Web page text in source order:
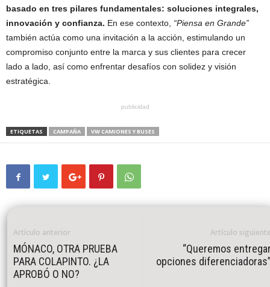
basado en tres pilares fundamentales: soluciones integrales,
innovación y confianza. En ese contexto, “Piensa en Grande”
también actúa como una invitación a la acción, estimulando un
compromiso conjunto entre la marca y sus clientes para crecer
lado a lado, así como enfrentar desafíos con solidez y visión
estratégica.
publicidad
ETIQUETAS CAMPAÑA VW CAMIONES Y BUSES
Artículo anterior
MÓNACO, OTRA PRUEBA
PARA COLAPINTO. ¿LA
APROBÓ O NO?
Artículo
“Queremos
opciones